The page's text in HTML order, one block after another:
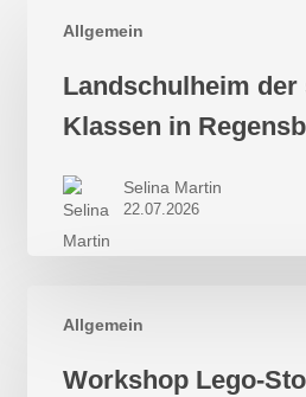
Allgemein
sechsten
Landschulheim der
Klassen in
Selina Martin
22.07.2026
Allgemein
Workshop Lego-